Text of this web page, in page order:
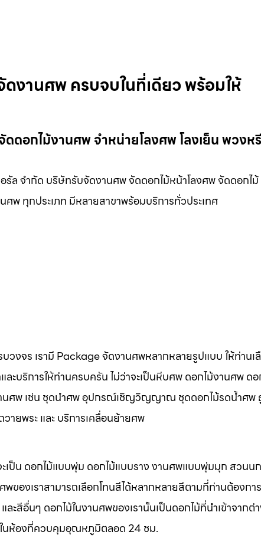
านศพ ครบจบในที่เดียว พร้อมให้
อกไม้งานศพ จำหน่ายโลงศพ โลงเย็น พวงห
ล จำกัด บริษัทรับจัดงานศพ จัดดอกไม้หน้าโลงศพ จัดดอกไม้
ศพ ทุกประเภท มีหลายสาขาพร้อมบริการทั่วประเทศ
งจร เรามี Package จัดงานศพหลากหลายรูปแบบ ให้ท่านเ
ะบริการให้ท่านครบครัน ไม่ว่าจะเป็นหีบศพ ดอกไม้งานศพ ดอ
านศพ เช่น ชุดนำศพ อุปกรณ์เชิญวิญญาณ ชุดดอกไม้รดน้ำศพ
ายพระ และ บริการเคลื่อนย้ายศพ
ะเป็น ดอกไม้แบบพุ่ม ดอกไม้แบบราง งานศพแบบพุ่มมุก สวนน
องเราสามารถเลือกโทนสีได้หลากหลายสีตามที่ท่านต้องการ
สีอื่นๆ ดอกไม้ในงานศพของเรานั้นเป็นดอกไม้ที่นำเข้าจากต่
ว้ในห้องที่ควบคุมอุณหภูมิตลอด 24 ชม.